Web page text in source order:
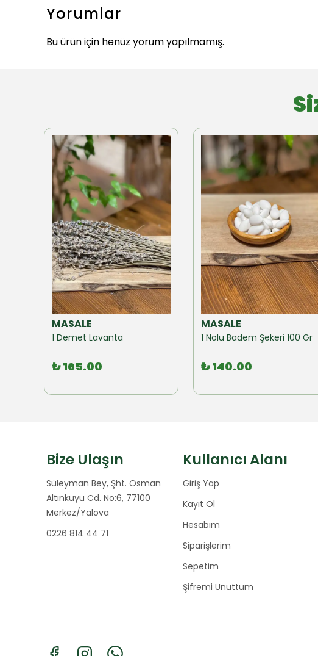
Yorumlar
Bu ürün için henüz yorum yapılmamış.
MASALE
1 Demet Lavanta
₺ 165.00
MASALE
1 Nolu Badem Şekeri 100 Gr
₺ 140.00
Bize Ulaşın
Süleyman Bey, Şht. Osman
Altınkuyu Cd. No:6, 77100
Merkez/Yalova
0226 814 44 71
Kullanıcı Alanı
Giriş Yap
Kayıt Ol
Hesabım
Siparişlerim
Sepetim
Şifremi Unuttum